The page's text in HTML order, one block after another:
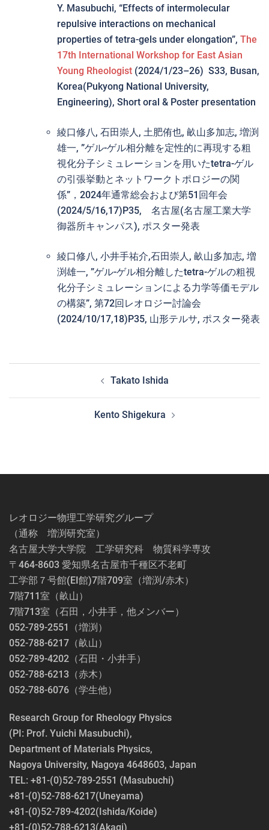
Y. Masubuchi, “Effects of intermolecular
repulsive interactions on mechanical
properties of tetra-gels under elongation”, The
17th International Workshop for East Asian
Young Rheologist (2024/1/23–26) S33, Busan,
Korea(Pukyong National University,
Engineering), Short oral & Poster presentation
綾口修八, 石田崇人, 土肥侑也, 畝山多加志, 増渕
雄一, ”ゲル-ゲル相分離を定性的に再現する粗
視化分子シミュレーションを用いたtetra-ゲル
の引張挙動とネットワークトポロジーの関
係”，2024年通常総会および第51回年会
(2024/5/16,17)P35, 名古屋(名古屋工業大学
御器所キャンパス), ポスター発表
綾口修八, 小井手祐介,石田崇人, 畝山多加志, 増
渕雄一, ”ゲル-ゲル相分離したtetra-ゲルの粗視
化分子シミュレーションによる力学等価モデル
の構築”, 第72回レオロジー討論会
(2024/10/17,18)P35, 山形テルサ, ポスター発表
シ
Takato Ishida
Kento Shigekura
レオロジー物理工学研究グループ
（通称 増渕研究室）
名古屋大学大学院 工学研究科 物質科学専攻
〒464-8603 愛知県名古屋市千種区不老町
工学部７号館(EI館)7階709室（増渕/赤木）
7階711室（畝山）
7階713室（石田，小井手，他メンバー）
052-789-2551（増渕）
052-788-6217（畝山）
052-789-4202（石田・小井手）
052-788-6213（赤木）
052-788-6076（学生他）
Research Group for Rheology Physics
(PI: Prof. Yuichi Masubuchi),
Department of Materials Physics,
Nagoya University, Nagoya 4648603, Japan
TEL: +81-(0)52-789-2551 (Masubuchi)
+81-(0)52-788-6217(Uneyama)
+81-(0)52-789-4202(Ishida/Koide)
+81-(0)52-788-6213(Akagi)